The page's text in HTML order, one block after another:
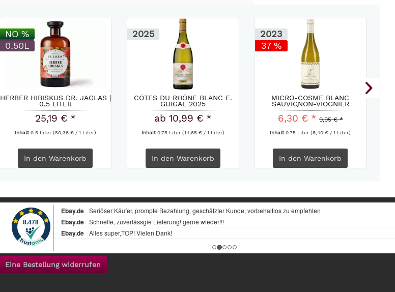
NO %
0.50L
HERBER HIBISKUS DR. JAGLAS |
0,5 LITER
25,19 € *
Inhalt0.5 Liter (50,38 € / 1 Liter)
In den Warenkorb
2025
CÔTES DU RHÔNE BLANC E.
GUIGAL 2025
ab 10,99 € *
Inhalt0.75 Liter (14,65 € / 1 Liter)
In den Warenkorb
2023
37 %
MICRO-COSME BLANC
SAUVIGNON-VIOGNIER
CHÂTEAU DE...
6,30 € * 9,95 € *
Inhalt0.75 Liter(8,40 € / 1 Liter)
In den Warenkorb
Eine Bestellung widerrufen